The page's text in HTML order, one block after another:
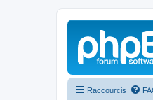
Raccourcis